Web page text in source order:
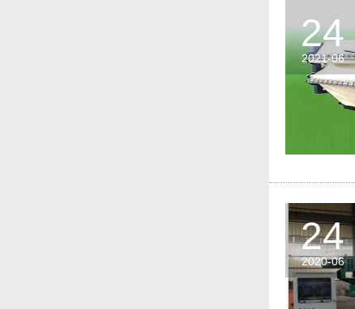
24
2021-06
24
2020-06